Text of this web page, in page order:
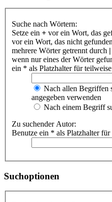
Suche nach Wörtern:
Setze ein + vor ein Wort, das
vor ein Wort, das nicht
mehrere Wörter getrennt durch |
wenn nur eines der Wörter
ein * als Platzhalter für
Nach allen Begriffen
angegeben verwenden
Nach einem Begriff
Zu suchender Autor:
Benutze ein * als Platzhalter
Suchoptionen